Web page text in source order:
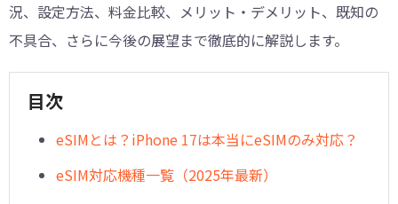
況、設定方法、料金比較、メリット・デメリット、既知の
不具合、さらに今後の展望まで徹底的に解説します。
目次
eSIMとは？iPhone 17は本当にeSIMのみ対応？
eSIM対応機種一覧（2025年最新）